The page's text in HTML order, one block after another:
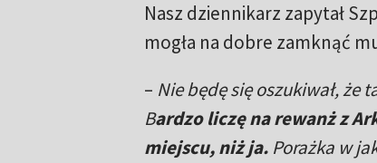
Nasz dziennikarz zapytał
mogła na dobre zamknąć
– Nie będę się oszukiwał, że
Bardzo liczę na rewanż z
miejscu, niż ja. Porażka w